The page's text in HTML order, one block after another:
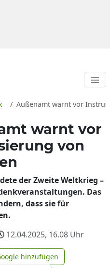
Außenamt warnt vor
warnt vor
von
der Zweite Weltkrieg –
Das
dass sie für
12.04.2025, 16.08 Uhr
news.de zu Google
hinzufügen